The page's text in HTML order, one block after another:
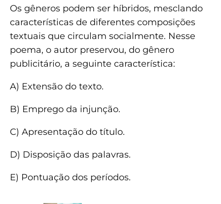
Os gêneros podem ser híbridos, mesclando
características de diferentes composições
textuais que circulam socialmente. Nesse
poema, o autor preservou, do gênero
publicitário, a seguinte característica:
A) Extensão do texto.
B) Emprego da injunção.
C) Apresentação do título.
D) Disposição das palavras.
E) Pontuação dos períodos.